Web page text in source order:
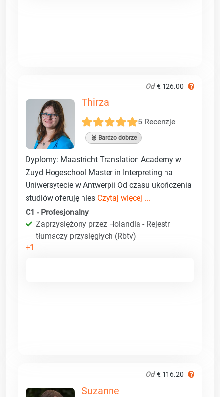
Od € 126.00
Thirza
5 Recenzje
🥈 Bardzo dobrze
Dyplomy: Maastricht Translation Academy w
Zuyd Hogeschool Master in Interpreting na
Uniwersytecie w Antwerpii Od czasu ukończenia
studiów oferuję nies Czytaj więcej ...
C1 - Profesjonalny
Zaprzysiężony przez Holandia - Rejestr
tłumaczy przysięgłych (Rbtv)
+1
Od € 116.20
Suzanne